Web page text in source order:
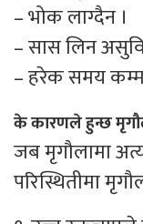
– भोक लाग्दैन ।
– सास लिन
– हरेक समय
के कारणले हुन्छ
जब मृगौलामा
परिस्थितीमा